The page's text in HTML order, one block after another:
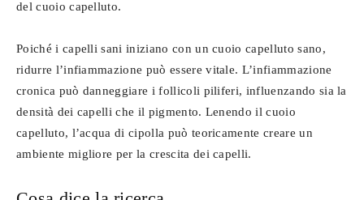
del cuoio capelluto.
Poiché i capelli sani iniziano con un cuoio capelluto sano,
ridurre l’infiammazione può essere vitale. L’infiammazione
cronica può danneggiare i follicoli piliferi, influenzando sia la
densità dei capelli che il pigmento. Lenendo il cuoio
capelluto, l’acqua di cipolla può teoricamente creare un
ambiente migliore per la crescita dei capelli.